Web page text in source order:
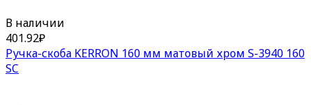
В наличии
401.92₽
Ручка-скоба KERRON 160 мм матовый хром S-3940 160
SC